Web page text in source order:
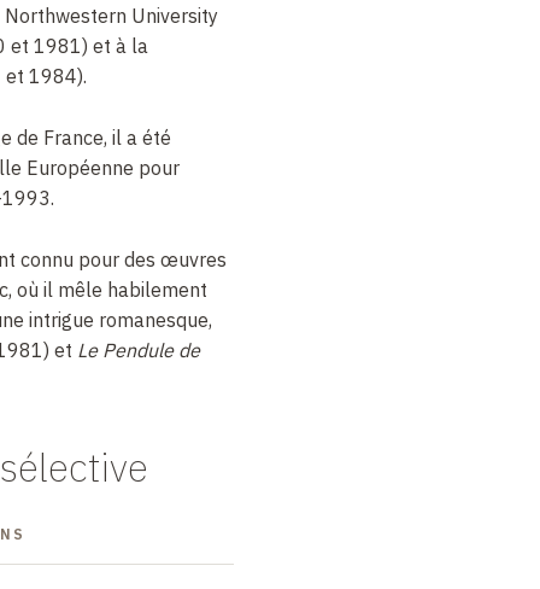
University
et 1981) et à la
et 1984).
de France, il a été
Européenne pour
connu pour des œuvres
où il mêle habilement
intrigue romanesque,
et Le Pendule de